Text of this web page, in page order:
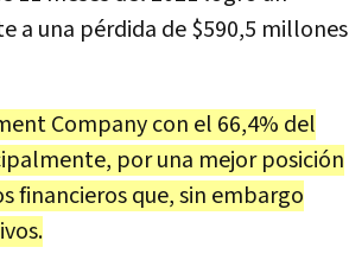
a una pérdida de $590,5 millones
Company con el 66,4% del
por una mejor posición
financieros que, sin embargo